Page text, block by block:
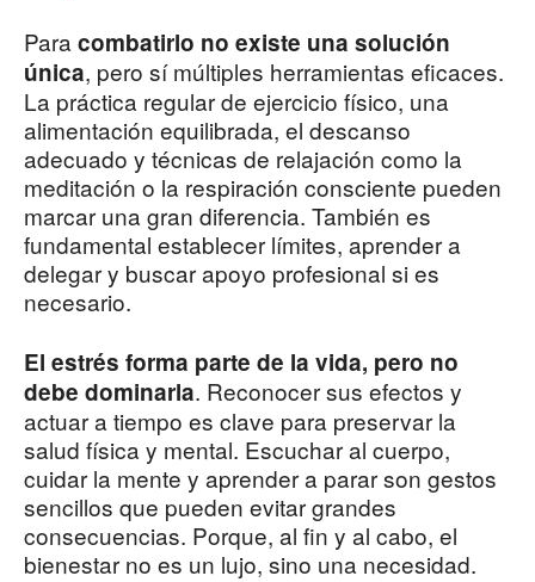
Para combatirlo no existe una solución
única, pero sí múltiples herramientas eficaces.
La práctica regular de ejercicio físico, una
alimentación equilibrada, el descanso
adecuado y técnicas de relajación como la
meditación o la respiración consciente pueden
marcar una gran diferencia. También es
fundamental establecer límites, aprender a
delegar y buscar apoyo profesional si es
necesario.
El estrés forma parte de la vida, pero no
debe dominarla. Reconocer sus efectos y
actuar a tiempo es clave para preservar la
salud física y mental. Escuchar al cuerpo,
cuidar la mente y aprender a parar son gestos
sencillos que pueden evitar grandes
consecuencias. Porque, al fin y al cabo, el
bienestar no es un lujo, sino una necesidad.